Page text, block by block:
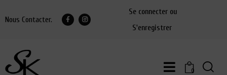
Nous Contacter.
Se connecter ou
S'enregistrer
0